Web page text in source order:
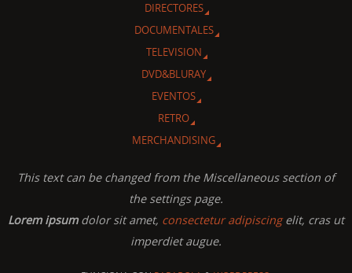
DIRECTORES
DOCUMENTALES
TELEVISION
DVD&BLURAY
EVENTOS
RETRO
MERCHANDISING
This text can be changed from the Miscellaneous section of
the settings page.
Lorem ipsumdolor sit amet, consectetur adipiscingelit, cras ut
imperdiet augue.